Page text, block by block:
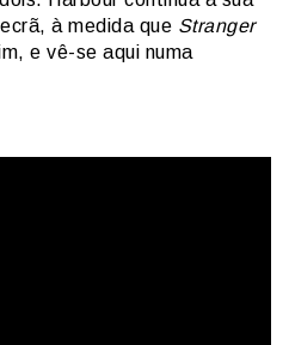
à medida que Stranger
e vê-se aqui numa